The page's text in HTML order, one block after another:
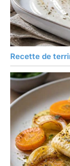
Recette de